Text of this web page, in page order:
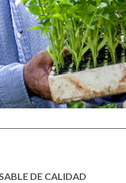
DE CALIDAD